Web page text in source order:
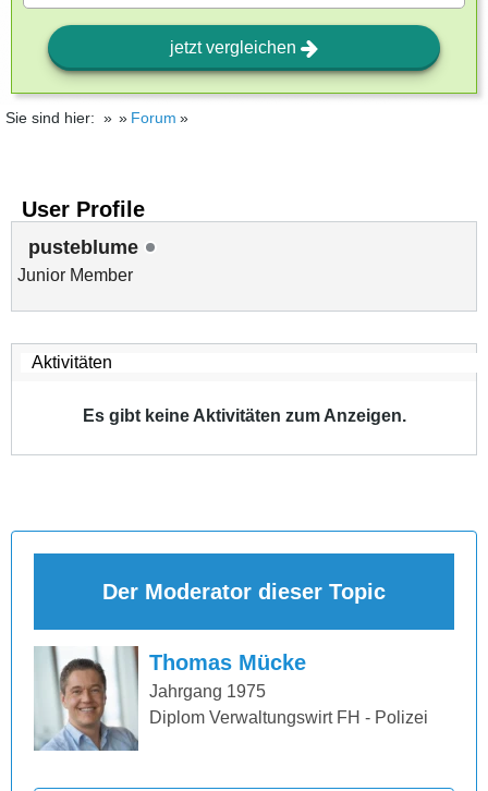
jetzt vergleichen
Sie sind hier: Forum
User Profile
pusteblume
Junior Member
Es gibt keine Aktivitäten zum Anzeigen.
Der Moderator dieser Topic
Thomas Mücke
Jahrgang 1975
Diplom Verwaltungswirt FH - Polizei